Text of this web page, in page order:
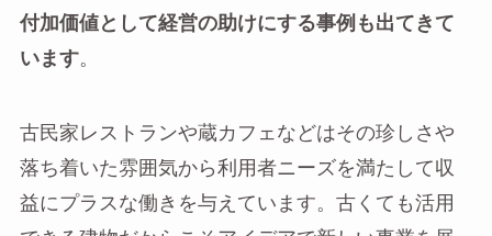
付加価値として経営の助けにする事例も出てきて
います。
古民家レストランや蔵カフェなどはその珍しさや
落ち着いた雰囲気から利用者ニーズを満たして収
益にプラスな働きを与えています。古くても活用